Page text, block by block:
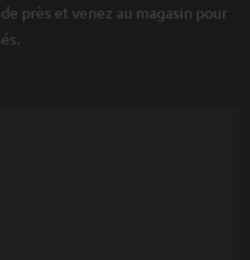
près et venez au magasin pour